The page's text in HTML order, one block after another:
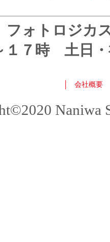
フォトロジ
７時 土日・
会社概要
Naniwa